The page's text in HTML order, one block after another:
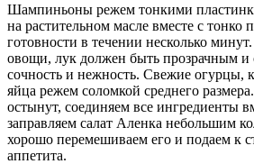
Шампиньоны режем тонкими
на растительном масле вместе с тонко
готовности в течении несколько
овощи, лук должен быть прозрачным и
сочность и нежность. Свежие огурцы,
яйца режем соломкой среднего
остынут, соединяем все ингредиенты
заправляем салат Аленка небольшим
хорошо перемешиваем его и подаем к
аппетита.